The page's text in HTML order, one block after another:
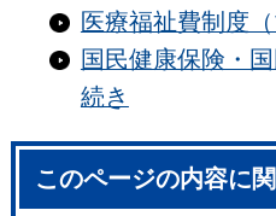
医療福祉費制度（
国民健康保険・
続き
このページの内容に